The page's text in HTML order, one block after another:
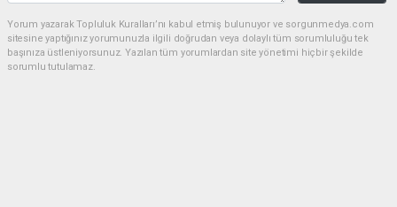
Yorum yazarak Topluluk Kuralları’nı kabul etmiş bulunuyor ve sorgunmedya.com
sitesine yaptığınız yorumunuzla ilgili doğrudan veya dolaylı tüm sorumluluğu tek
başınıza üstleniyorsunuz. Yazılan tüm yorumlardan site yönetimi hiçbir şekilde
sorumlu tutulamaz.